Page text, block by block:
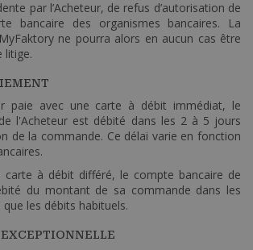
par l’Acheteur, de refus d’autorisation de
bancaire des organismes bancaires. La
ne pourra alors en aucun cas être
litige.
paie avec une carte à débit immédiat, le
l'Acheteur est débité dans les 2 à 5 jours
de la commande. Ce délai varie en fonction
carte à débit différé, le compte bancaire de
du montant de sa commande dans les
les débits habituels.